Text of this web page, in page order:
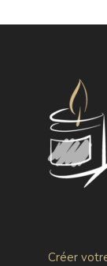
Créer